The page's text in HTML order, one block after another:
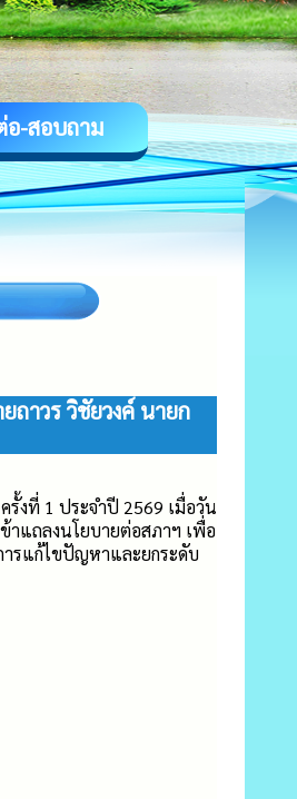
อ-สอบถาม
าวร วิชัยวงค์ นายก
งที่ 1 ประจำปี 2569 เมื่อวัน
าแถลงนโยบายต่อสภาฯ เพื่อ
รแก้ไขปัญหาและยกระดับ